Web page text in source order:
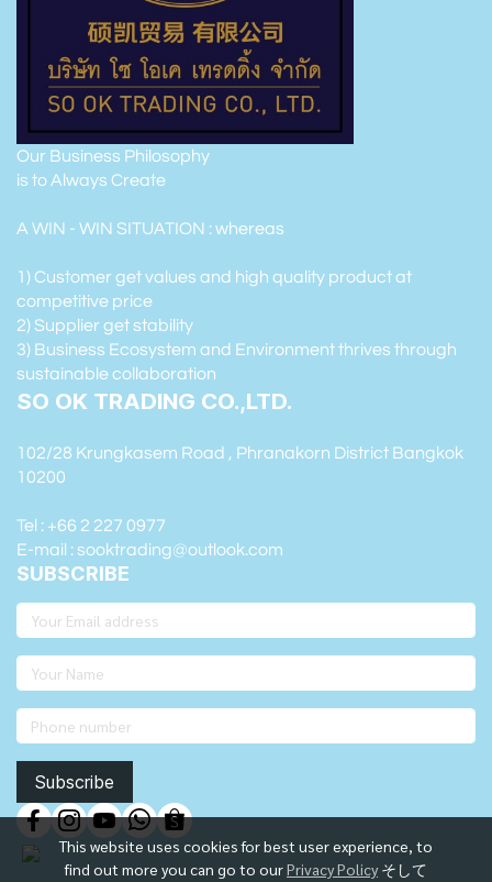
This website uses cookies for best user experience, to
find out more you can go to ourPrivacy Policy そして
Our Business Philosophy
is to Always Create
A WIN - WIN SITUATION : whereas
1) Customer get values and high quality product at
competitive price
2) Supplier get stability
3) Business Ecosystem and Environment thrives through
sustainable collaboration
SO OK TRADING CO.,LTD.
102/28 Krungkasem Road , Phranakorn District Bangkok
10200
Tel : +66 2 227 0977
E-mail : sooktrading@outlook.com
SUBSCRIBE
Subscribe